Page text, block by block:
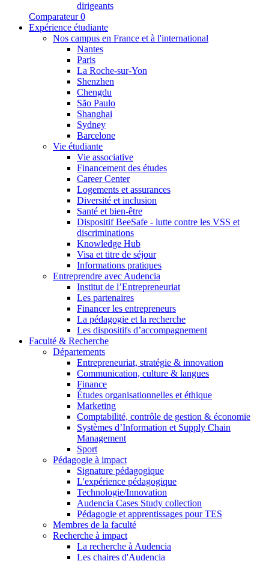
dirigeants
Comparateur 0
Expérience étudiante
Nos campus en France et à l'international
Nantes
Paris
La Roche-sur-Yon
Shenzhen
Chengdu
São Paulo
Shanghai
Sydney
Barcelone
Vie étudiante
Vie associative
Financement des études
Career Center
Logements et assurances
Diversité et inclusion
Santé et bien-être
Dispositif BeeSafe - lutte contre les VSS et
discriminations
Knowledge Hub
Visa et titre de séjour
Informations pratiques
Entreprendre avec Audencia
Institut de l’Entrepreneuriat
Les partenaires
Financer les entrepreneurs
La pédagogie et la recherche
Les dispositifs d’accompagnement
Faculté & Recherche
Départements
Entrepreneuriat, stratégie & innovation
Communication, culture & langues
Finance
Études organisationnelles et éthique
Marketing
Comptabilité, contrôle de gestion & économie
Systèmes d’Information et Supply Chain
Management
Sport
Pédagogie à impact
Signature pédagogique
L'expérience pédagogique
Technologie/Innovation
Audencia Cases Study collection
Pédagogie et apprentissages pour TES
Membres de la faculté
Recherche à impact
La recherche à Audencia
Les chaires d'Audencia